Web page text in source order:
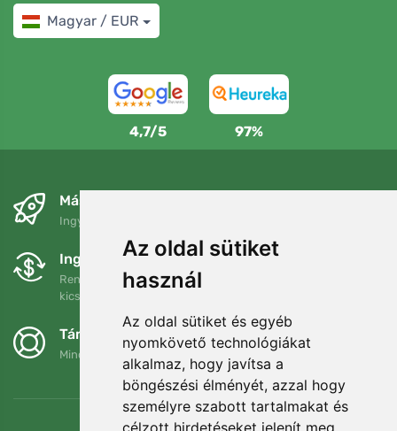
Az oldal sütiket
használ
Az oldal sütiket és egyéb
nyomkövető technológiákat
alkalmaz, hogy javítsa a
böngészési élményét, azzal hogy
személyre szabott tartalmakat és
célzott hirdetéseket jelenít meg,
Magyar / EUR
4,7/5 97%
Másnapra és ingyenesen
Ingyenes szállítás a következő összeg felett: 80 EUR
Ingyenes csere és visszaküldés
Rendelését 90 napon belül bármikor visszaküldheti vagy
kicserélheti.
Támogatjuk a Trees.org-ot
Minden megrendelésért ültetünk egy fát! Bővebben